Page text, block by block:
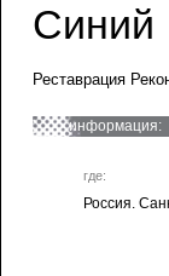
Синий
Реставрация
информация:
где:
Россия.